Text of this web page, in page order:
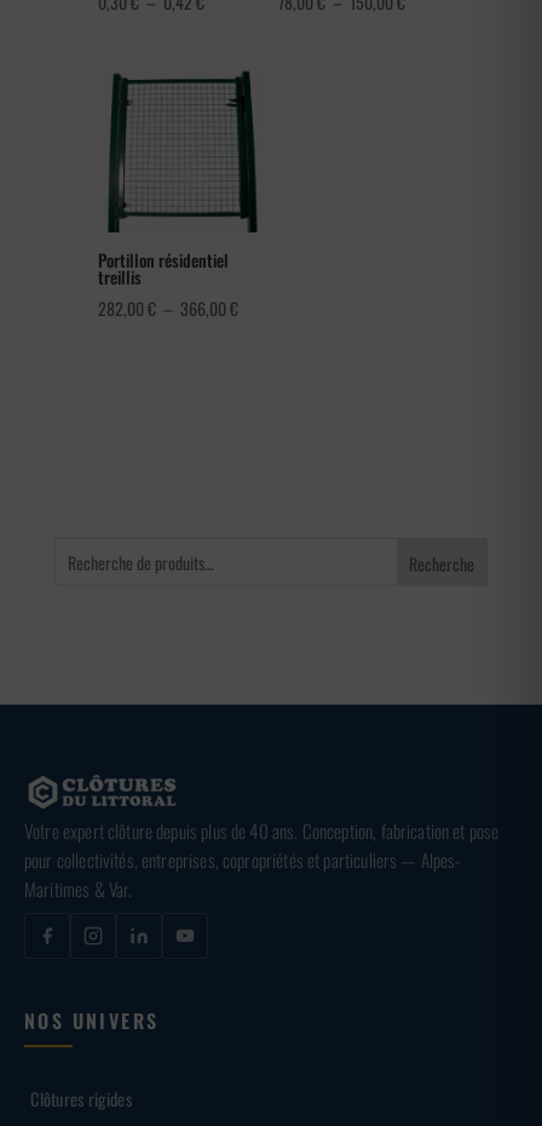
0,30 €
Portillon résidentiel
treillis
282,00€ – 366,00€Plage
Recherche
Votre expert clôture depuis plus de 40 ans. Conception, fabrication et pose
pour collectivités, entreprises, copropriétés et particuliers — Alpes-
Maritimes & Var.
NOS UNIVERS
Clôtures rigides